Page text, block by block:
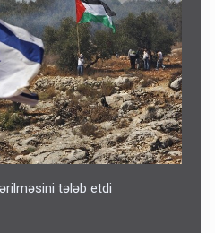
tələb etdi